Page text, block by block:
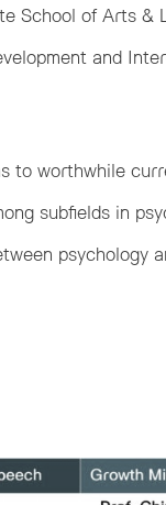
School of Arts &
and
to worthwhile
subfields in
psychology